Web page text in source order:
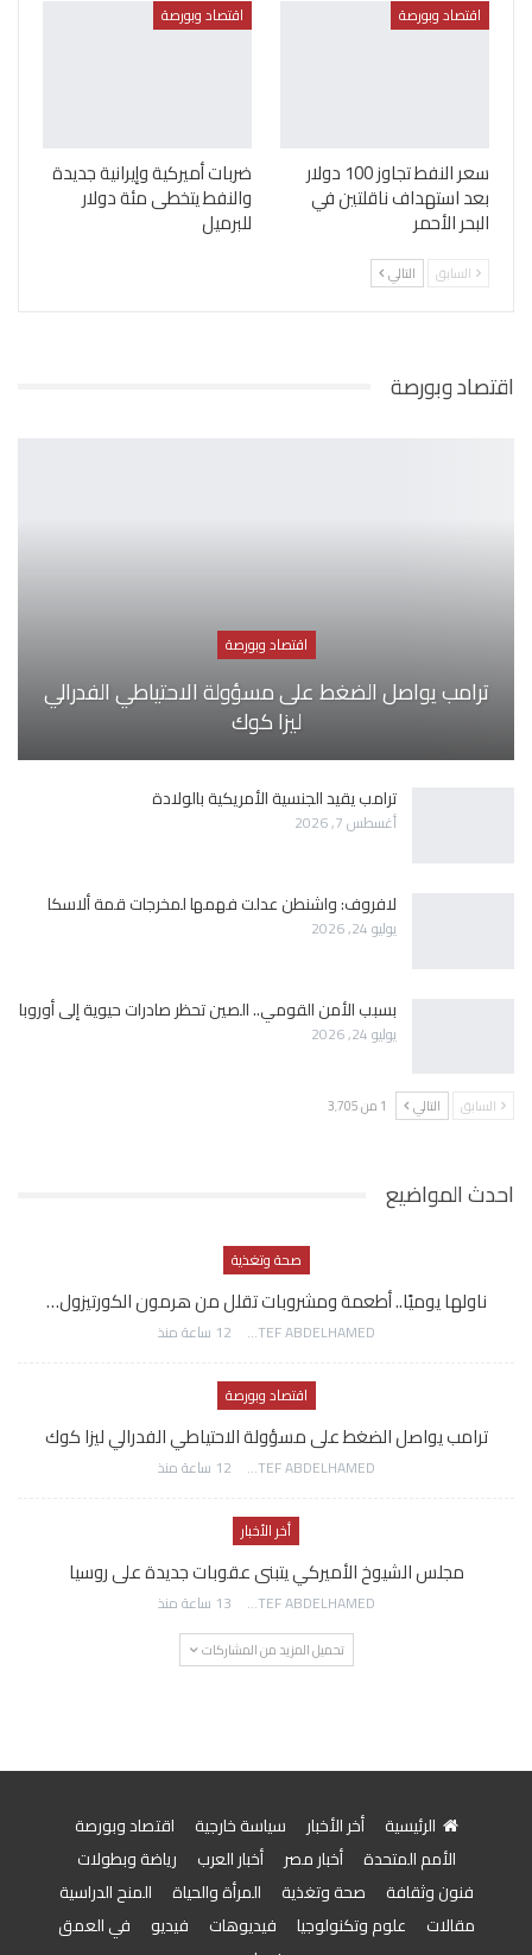
اقتصاد وبورصة
سعر النفط تجاوز 100 دولار
بعد استهداف ناقلتين في
البحر الأحمر
اقتصاد وبورصة
ضربات أميركية وإيرانية جديدة
والنفط يتخطى مئة دولار
للبرميل
السابق التالي
اقتصاد وبورصة
اقتصاد وبورصة
ترامب يواصل الضغط على مسؤولة الاحتياطي الفدرالي
ليزا كوك
ترامب يقيد الجنسية الأمريكية بالولادة
أغسطس 7, 2026
لافروف: واشنطن عدلت فهمها لمخرجات قمة ألاسكا
يوليو 24, 2026
بسبب الأمن القومي.. الصين تحظر صادرات حيوية إلى أوروبا
يوليو 24, 2026
السابق التالي 1 من 3٬705
احدث المواضيع
صحة وتغذية
ناولها يوميًا.. أطعمة ومشروبات تقلل من هرمون الكورتيزول…
AWATEF ABDELHAMED 12 ساعة منذ
اقتصاد وبورصة
ترامب يواصل الضغط على مسؤولة الاحتياطي الفدرالي ليزا كوك
AWATEF ABDELHAMED 12 ساعة منذ
أخر الأخبار
مجلس الشيوخ الأميركي يتبنى عقوبات جديدة على روسيا
AWATEF ABDELHAMED 13 ساعة منذ
تحميل المزيد من المشاركات
الرئيسية أخر الأخبار سياسة خارجية
اقتصاد وبورصة
الأمم المتحدة
أخبار مصر أخبار العرب
رياضة وبطولات
فنون وثقافة
صحة وتغذية المرأة والحياة
المنح الدراسية
مقالات
علوم وتكنولوجيا فيديوهات فيديو
في العمق